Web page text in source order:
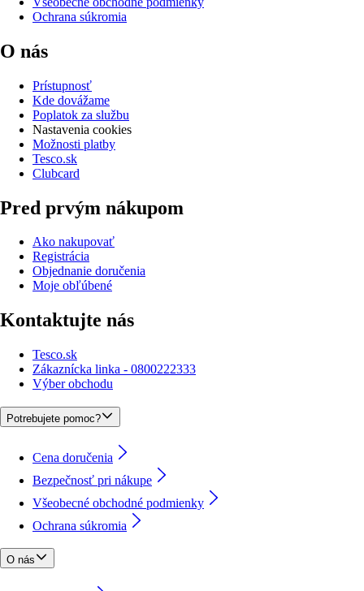
Ochrana súkromia
O nás
Prístupnosť
Kde dovážame
Poplatok za službu
Nastavenia cookies
Možnosti platby
Tesco.sk
Clubcard
Pred prvým nákupom
Ako nakupovať
Registrácia
Objednanie doručenia
Moje obľúbené
Kontaktujte nás
Tesco.sk
Zákaznícka linka - 0800222333
Výber obchodu
Potrebujete pomoc?
Cena doručenia
Bezpečnosť pri nákupe
Všeobecné obchodné podmienky
Ochrana súkromia
O nás